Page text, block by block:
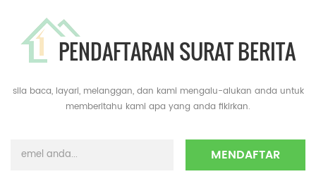
PENDAFTARAN SURAT BERITA
sila baca, layari, melanggan, dan kami mengalu-alukan anda untuk
memberitahu kami apa yang anda fikirkan.